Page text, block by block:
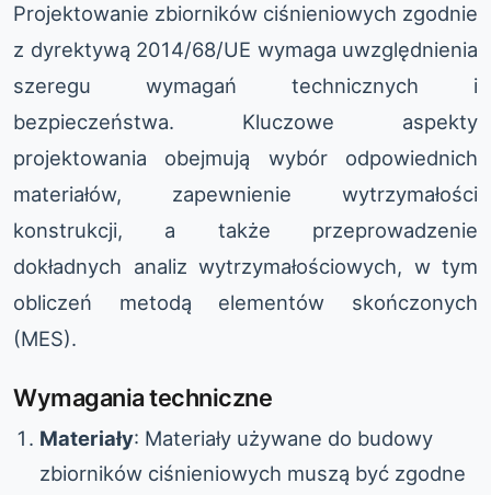
Projektowanie zbiorników ciśnieniowych zgodnie
z dyrektywą 2014/68/UE wymaga uwzględnienia
szeregu wymagań technicznych i
bezpieczeństwa. Kluczowe aspekty
projektowania obejmują wybór odpowiednich
materiałów, zapewnienie wytrzymałości
konstrukcji, a także przeprowadzenie
dokładnych analiz wytrzymałościowych, w tym
obliczeń metodą elementów skończonych
(MES).
Wymagania techniczne
Materiały: Materiały używane do budowy
zbiorników ciśnieniowych muszą być zgodne